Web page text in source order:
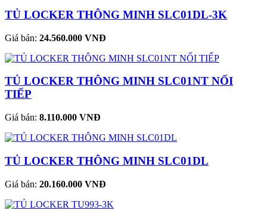
TỦ LOCKER THÔNG MINH SLC01DL-3K
Giá bán: 24.560.000 VNĐ
TỦ LOCKER THÔNG MINH SLC01NT NỐI
TIẾP
Giá bán: 8.110.000 VNĐ
TỦ LOCKER THÔNG MINH SLC01DL
Giá bán: 20.160.000 VNĐ